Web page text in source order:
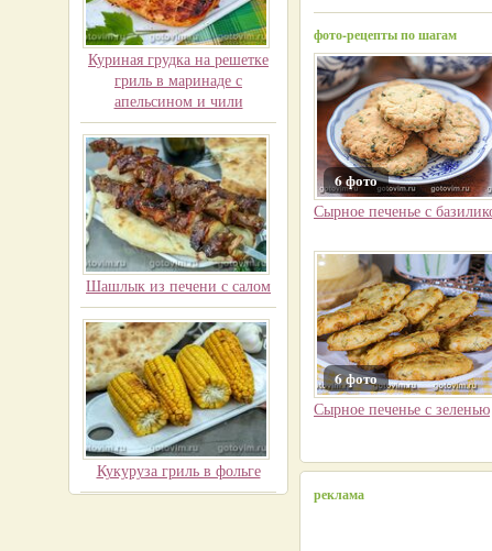
Куриная грудка на решетке
гриль в маринаде с
апельсином и чили
Шашлык из печени с салом
Кукуруза гриль в фольге
фото-рецепты по шагам
6 фото
Сырное печенье с
6 фото
Сырное печенье с зеленью
реклама